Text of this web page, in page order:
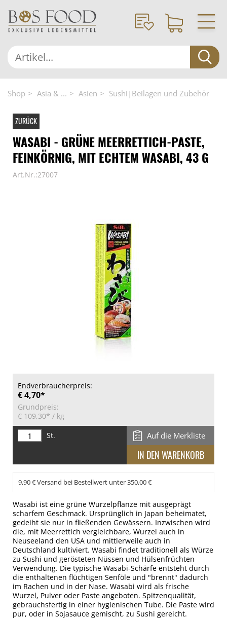
Shop Asia & ... Asien Sushi|Beilagen und Zubehör
ZURÜCK
WASABI - GRÜNE MEERRETTICH-PASTE,
FEINKÖRNIG, MIT ECHTEM WASABI, 43 G
Art.Nr.:27007
Endverbraucherpreis:
€ 4,70*
Grundpreis:
€ 109,30* / kg
St.
Auf die Merkliste
9,90 € Versand bei Bestellwert unter 350,00 €
Wasabi ist eine grüne Wurzelpflanze mit ausgeprägt
scharfem Geschmack. Ursprünglich in Japan beheimatet,
gedeiht sie nur in fließenden Gewässern. Inzwischen wird
die, mit Meerrettich vergleichbare, Wurzel auch in
Neuseeland den USA und mittlerweile auch in
Deutschland kultiviert. Wasabi findet traditionell als Würze
zu Sushi und gerösteten Nüssen und Hülsenfrüchten
Verwendung. Die typische Wasabi-Schärfe entsteht durch
die enthaltenen flüchtigen Senföle und "brennt" dadurch
im Rachen und in der Nase. Wasabi wird als frische
Wurzel, Pulver oder Paste angeboten. Spitzenqualität,
gebrauchsfertig in einer hygienischen Tube. Die Paste wird
pur, oder in Sojasauce gemischt, zu Sushi gereicht.